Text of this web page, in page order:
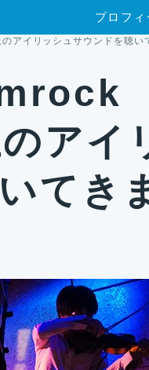
プロフィ
アイリッシュサウンドを聴い
アイ
てき